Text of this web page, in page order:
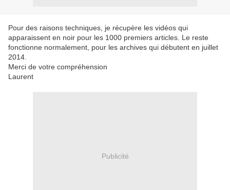
Pour des raisons techniques, je récupère les vidéos qui
apparaissent en noir pour les 1000 premiers articles. Le reste
fonctionne normalement, pour les archives qui débutent en juillet
2014.
Merci de votre compréhension
Laurent
Publicité